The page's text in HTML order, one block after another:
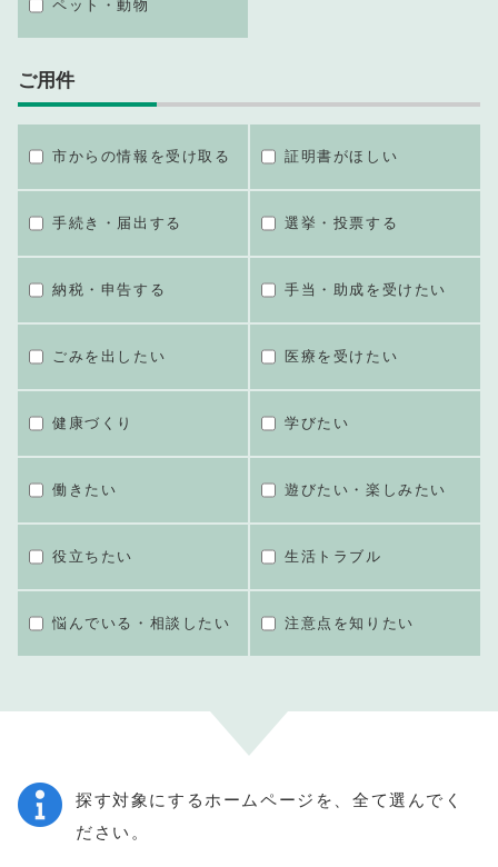
ペット・動物
ご用件
市からの情報を受け取る 証明書がほしい
手続き・届出する 選挙・投票する
納税・申告する 手当・助成を受けたい
ごみを出したい 医療を受けたい
健康づくり 学びたい
働きたい 遊びたい・楽しみたい
役立ちたい 生活トラブル
悩んでいる・相談したい 注意点を知りたい
探す対象にするホームページを、全て選んでく
ださい。